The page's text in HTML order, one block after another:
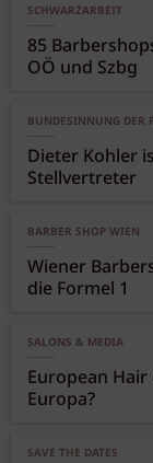
SCHWARZARBEIT
85
OÖ und Szbg
BUNDESINNUNG DER
Dieter Kohler
Stellvertreter
BARBER SHOP WIEN
Wiener
die Formel 1
SALONS & MEDIA
European
Europa?
SAVE THE DATES